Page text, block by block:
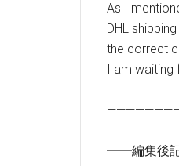
As I
DHL
the correct
I am waiting
━━編集